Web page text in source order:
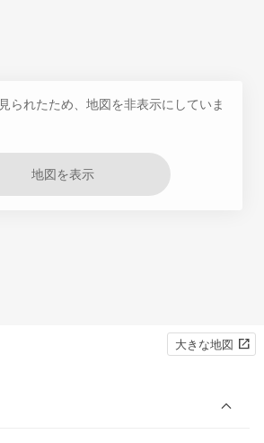
られたため、地図を非表示にしていま
地図を表示
大きな地図